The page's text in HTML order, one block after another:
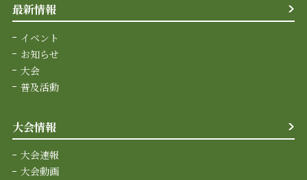
最新情報
イベント
お知らせ
大会
普及活動
大会情報
大会速報
大会動画